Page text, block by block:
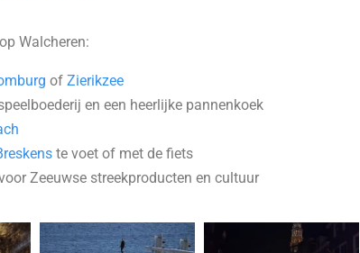
Walcheren:
ofZierikzee
en een heerlijke pannenkoek
te voet of met de fiets
Zeeuwse streekproducten en cultuur